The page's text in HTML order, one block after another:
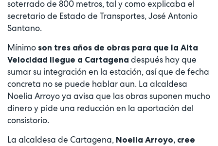
soterrado de 800 metros, tal y como explicaba el
secretario de Estado de Transportes, José Antonio
Santano.
Mínimo son tres años de obras para que la Alta
Velocidad llegue a Cartagena después hay que
sumar su integración en la estación, así que de fecha
concreta no se puede hablar aun. La alcaldesa
Noelia Arroyo ya avisa que las obras suponen mucho
dinero y pide una reducción en la aportación del
consistorio.
La alcaldesa de Cartagena, Noelia Arroyo, cree